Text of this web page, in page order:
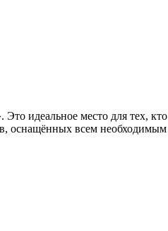
идеальное место для тех, кто
оснащённых всем необходимым